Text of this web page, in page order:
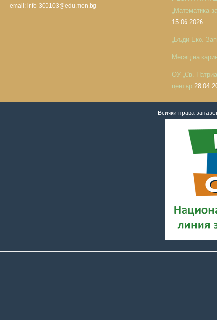
email: info-300103@edu.mon.bg
„Математика
15.06.2026
„Бъди Еко.
Месец на
ОУ „Св.
център
Всички права